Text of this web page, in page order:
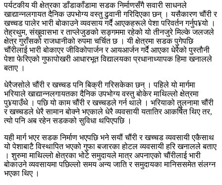
पर्यटकीय यी क्षेत्रका डाँडाकाँडामा सडक निर्माणसँगै सवारी साधनले
खाद्यान्नलगायत दैनिक उपभोग्य वस्तु ढुवानी गरिदिएका छन् । यसैकारण चौंरी र
खच्चड पालेर भारी बोकाउने व्यवसाय गर्दै आएकहरूले पेशा परिवर्तन गर्नुप¥यो ।
तेह्रथुम, संखुवासभा र ताप्लेजुङको सङ्गममा रहेको यो तीनजुरे मिल्के जलजले
क्षेत्र गुराँसको राजधानीको रुपमा चर्चित छ । यी क्षेत्रमा सडक पुगेपछि
चौंरीलाई भारी बोकाएर जीविकोपार्जन र आयआर्जन गर्दै आएका धेरैको पुस्तौनी
पेशा फेरिएको गुफापोखरी आधारभूत विद्यालयका प्रधानाध्यापक हिमा खनालले
बताए ।
धेरैजसोले चौंरी र खच्चड पनि बिक्री गरिसकेका छन् । पहिले यो मार्गमा
भरियाले खाद्यान्नलगायतका दैनिक उपभोग्य वस्तु बोकेर माथिल्लो क्षेत्रमा
पु¥याउँथे । पछि यो काम चौंरी र खच्चडले गर्न थाले । भरियाको तुलनामा चौंरी
र खच्चडले धेरै सामान बोक्ने भएकाले धेरै व्यवसायी यतातिर आकर्षित थिए तर,
त्यो पनि अब रहेन सडकको सुविधा थपिएपछि ।
यही मार्ग भएर सडक निर्माण भएपछि भने सयौं चौंरी र खच्चड व्यवसायी एकैसाथ
यो पेशाबाटै विस्थापित भएको गुफा बजारका होटल व्यवसायी हरि खनालले बताए
। शुरुमा माथिल्लो क्षेत्रका भोटे समुदायले मात्र अपनाएको चौंरीलाई भारी
बोकाउने व्यवसायमा पछिल्लो समय अन्य जाति र समुदायका मानिससमेत संलग्न
भएका थिए ।